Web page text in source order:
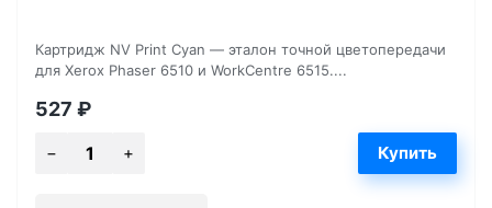
Картридж NV Print Cyan — эталон точной цветопередачи
для Xerox Phaser 6510 и WorkCentre 6515....
527 ₽